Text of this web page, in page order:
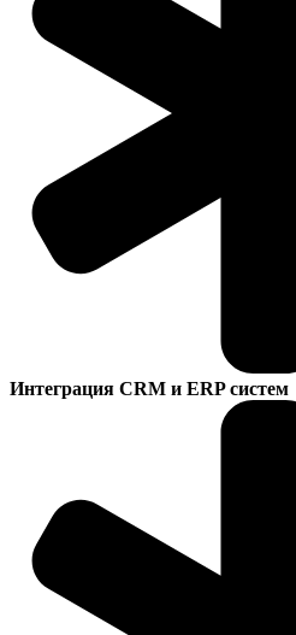
Интеграция CRM и ERP систем